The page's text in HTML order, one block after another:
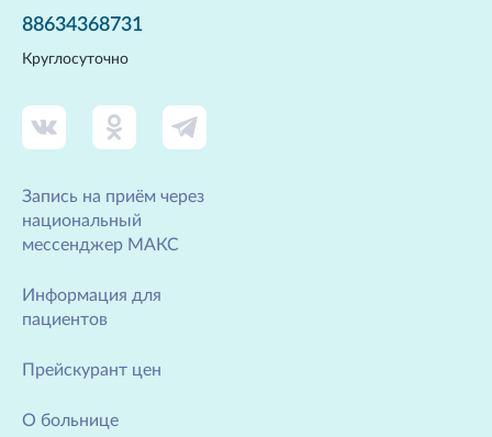
88634368731
Круглосуточно
Запись на приём через
национальный
мессенджер МАКС
Информация для
пациентов
Прейскурант цен
О больнице